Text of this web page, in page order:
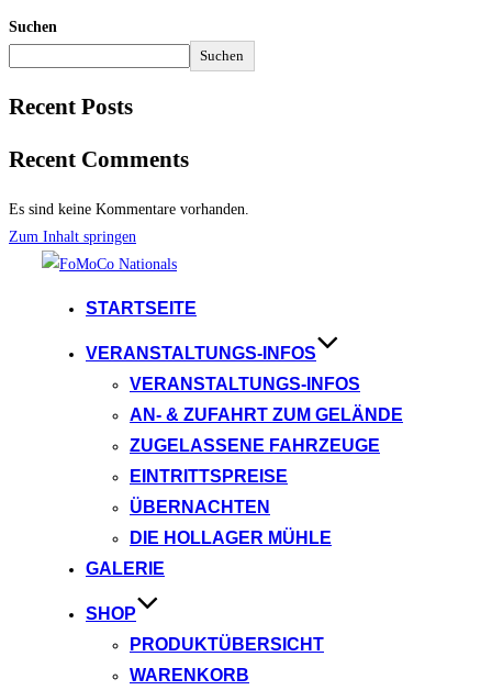
Suchen
Suchen
Recent Posts
Recent Comments
Es sind keine Kommentare vorhanden.
Zum Inhalt springen
STARTSEITE
VERANSTALTUNGS-INFOS
VERANSTALTUNGS-INFOS
AN- & ZUFAHRT ZUM GELÄNDE
ZUGELASSENE FAHRZEUGE
EINTRITTSPREISE
ÜBERNACHTEN
DIE HOLLAGER MÜHLE
GALERIE
SHOP
PRODUKTÜBERSICHT
WARENKORB